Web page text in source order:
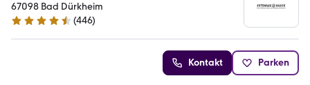
67098 Bad Dürkheim
4.4 Sterne
(446)
Kontakt Parken